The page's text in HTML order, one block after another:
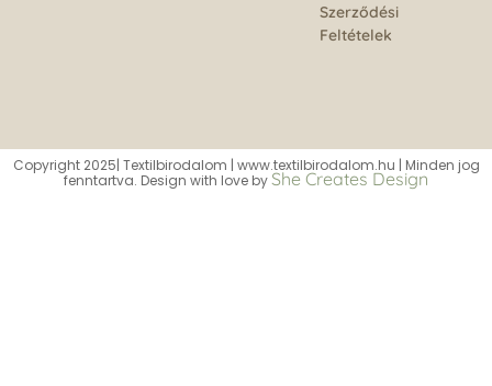
Szerződési
Feltételek
Copyright 2025| Textilbirodalom | www.textilbirodalom.hu | Minden jog
fenntartva. Design with love byShe Creates Design